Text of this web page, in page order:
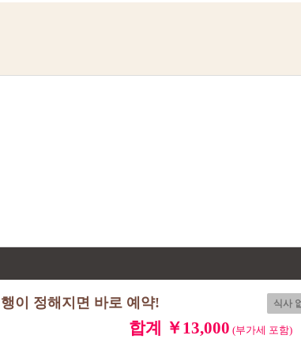
식사
이 정해지면 바로 예약!
합계 ￥13,000 (부가세 포함)